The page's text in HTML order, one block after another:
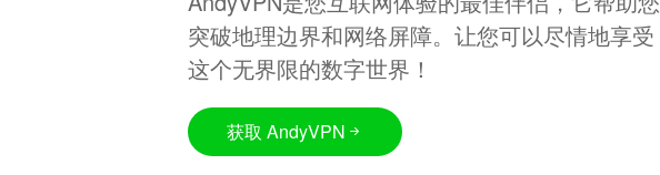
突破地理边界和网络屏障。让您可以尽情地享受
这个无界限的数字世界！
获取 AndyVPN